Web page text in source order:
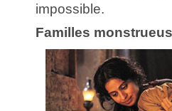
impossible.
Familles